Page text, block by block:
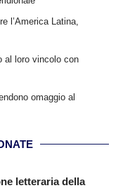
l’America Latina,
al loro vincolo con
omaggio al
letteraria della